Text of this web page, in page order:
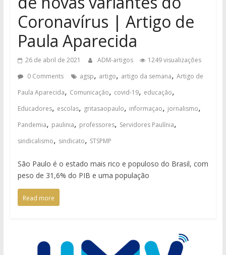
Coronavírus | Artigo de
Paula Aparecida
26 de abril de 2021 ADM-artigos
1249 visualizações
0 Comments
agsp, artigo, artigo da semana, Artigo de
Paula Aparecida, Comunicação, covid-19, educação,
Educadores, escolas, gritasaopaulo, informaçao, jornalismo,
Pandemia, paulinia, professores, Servidores Paulínia,
sindicalismo, sindicato, STSPMP
São Paulo é o estado mais rico e populoso do Brasil, com
peso de 31,6% do PIB e uma população
Read more